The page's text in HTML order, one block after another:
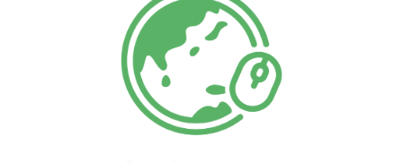
評估返台設廠投資的計畫；場外抗議的居民與環團則質疑
企業選擇變更農牧用地而非尋找現有工業區土地，是著眼
於土地變更的利益。今年中國投資環境劇變、兩岸關係前
途未明，而於中國沿海的台商中小企業享受的優惠越來越
少、眼見台灣加入TPP（跨太平洋夥伴協定）或許是返台
投資的契機，台商資本返台投資又將面對投機炒作而扭曲